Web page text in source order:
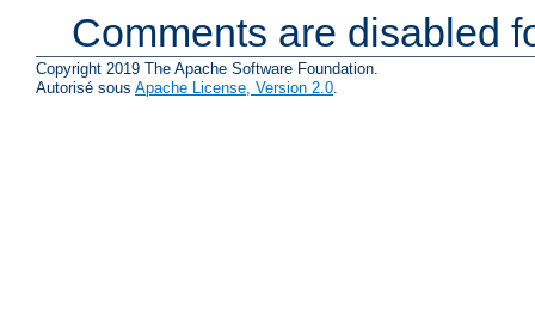
Comments are disabled
Copyright 2019 The Apache Software Foundation.
Autorisé sous Apache License, Version 2.0.